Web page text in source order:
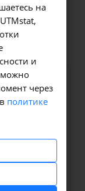
(HBsAg)
в
470 ₽
на
и
можно
через
политике